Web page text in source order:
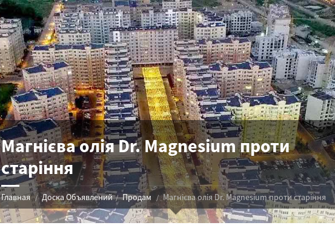
Магнієва олія Dr. Magnesium проти
старіння
Главная Доска Объявлений Продам Магнієва олія Dr. Magnesium проти старіння